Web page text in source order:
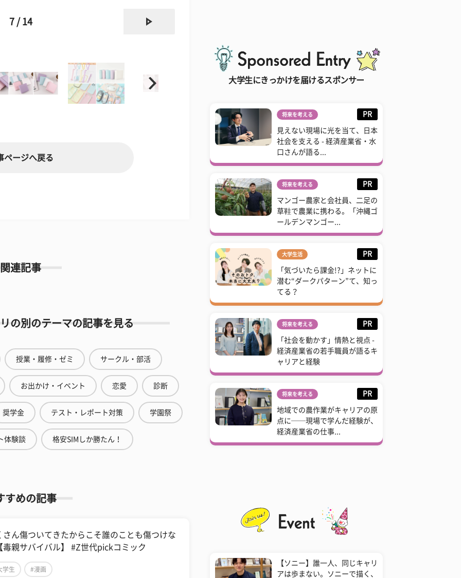
7 / 14
ページへ戻る
関連記事
の別のテーマの記事を見る
授業・履修・ゼミ サークル・部活
お出かけ・イベント 恋愛 診断
奨学金 テスト・レポート対策 学園祭
体験談 格安SIMしか勝たん！
すめの記事
さん傷ついてきたからこそ誰のことも傷つけな
毒親サバイバル】 #Z世代pickコミック
学生 #漫画
大学生にきっかけを届けるスポンサー
将来を考える PR
見えない現場に光を当て、日本
社会を支える - 経済産業省・水
口さんが語る...
将来を考える PR
マンゴー農家と会社員、二足の
草鞋で農業に携わる。「沖縄ゴ
ールデンマンゴー...
大学生活 PR
「気づいたら課金!?」ネットに
潜む“ダークパターン”て、知っ
てる？
将来を考える PR
「社会を動かす」情熱と視点 -
経済産業省の若手職員が語るキ
ャリアと経験
将来を考える PR
地域での農作業がキャリアの原
点に──現場で学んだ経験が、
経済産業省の仕事...
【ソニー】誰一人、同じキャリ
アは歩まない。ソニーで描く、